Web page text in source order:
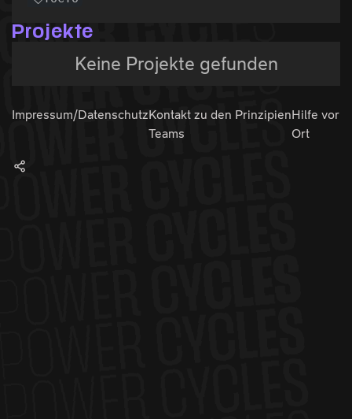
Projekte
Keine Projekte gefunden
Impressum/DatenschutzKontakt zu den
Teams
PrinzipienHilfe vor
Ort